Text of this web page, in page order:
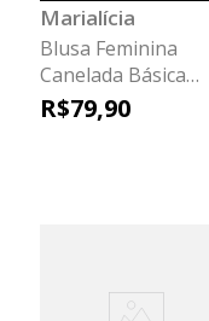
Marialícia
Blusa Feminina
Canelada Básica
Marialícia Branco
R$79,90